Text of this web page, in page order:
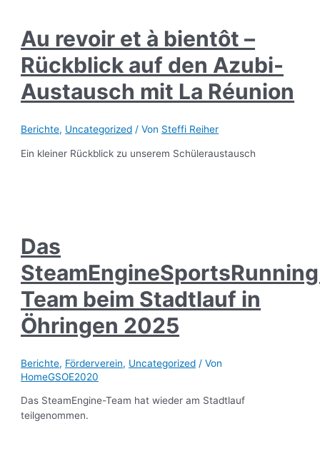
Au revoir et à bientôt –
Rückblick auf den Azubi-
Austausch mit La Réunion
Berichte, Uncategorized / Von Steffi Reiher
Ein kleiner Rückblick zu unserem Schüleraustausch
Das
Team beim Stadtlauf in
Öhringen 2025
Berichte, Förderverein, Uncategorized / Von
HomeGSOE2020
Das SteamEngine-Team hat wieder am Stadtlauf
teilgenommen.